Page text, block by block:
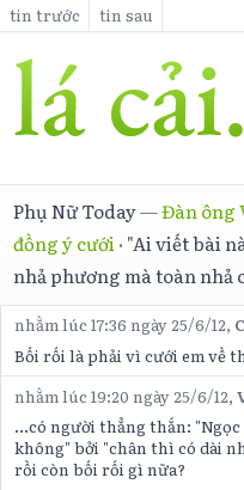
tin trước tin sau
Phụ Nữ Today—Đàn ông
đồng ý cưới · "Ai viết bài
nhả phương mà toàn nhả
nhằm lúc 17:36 ngày 25/6/12,
Bối rối là phải vì cưới em về
nhằm lúc 19:20 ngày 25/6/12,
...có người thẳng thắn:
không" bởi "chân thì có dài
rồi còn bối rối gì nữa?